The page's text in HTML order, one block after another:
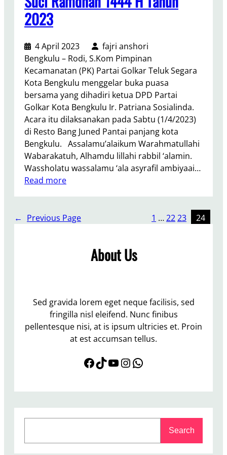
k
M
a
s
j
i
d
t
u
a
n
3
0
M
a
s
j
i
d
D
l
k
a
S
a
i
a
a
d
2023
4 April 2023
fajri anshori
Bengkulu – Rodi, S.Kom Pimpinan
Kecamanatan (PK) Partai Golkar Teluk Segara
Kota Bengkulu menggelar buka puasa
bersama yang dihadiri ketua DPD Partai
Golkar Kota Bengkulu Ir. Patriana Sosialinda.
Acara itu dilaksanakan pada Sabtu (1/4/2023)
di Resto Bang Juned Pantai panjang kota
Bengkulu. Assalamu’alaikum Warahmatullahi
Wabarakatuh, Alhamdu lillahi rabbil ‘alamin.
Wassholatu wassalamu ‘ala asyrafil ambiyaai…
Read more:
k
B
e
r
B
← Previous Page 1 …2223 24
About Us
Sed gravida lorem eget neque facilisis, sed
fringilla nisl eleifend. Nunc finibus
pellentesque nisi, at is ipsum ultricies et. Proin
at est accumsan tellus.
Facebook TikTok YouTube InstagramWhatsApp
Search